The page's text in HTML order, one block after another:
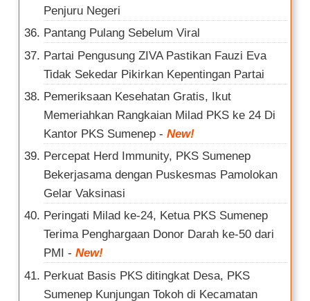
Penjuru Negeri
Pantang Pulang Sebelum Viral
Partai Pengusung ZIVA Pastikan Fauzi Eva
Tidak Sekedar Pikirkan Kepentingan Partai
Pemeriksaan Kesehatan Gratis, Ikut
Memeriahkan Rangkaian Milad PKS ke 24 Di
Kantor PKS Sumenep- New!
Percepat Herd Immunity, PKS Sumenep
Bekerjasama dengan Puskesmas Pamolokan
Gelar Vaksinasi
Peringati Milad ke-24, Ketua PKS Sumenep
Terima Penghargaan Donor Darah ke-50 dari
PMI
- New!
Perkuat Basis PKS ditingkat Desa, PKS
Sumenep Kunjungan Tokoh di Kecamatan